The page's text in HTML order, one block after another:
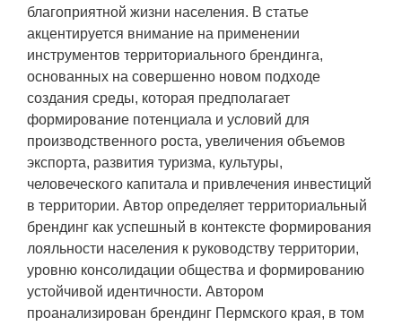
благоприятной жизни населения. В статье
акцентируется внимание на применении
инструментов территориального брендинга,
основанных на совершенно новом подходе
создания среды, которая предполагает
формирование потенциала и условий для
производственного роста, увеличения объемов
экспорта, развития туризма, культуры,
человеческого капитала и привлечения инвестиций
в территории. Автор определяет территориальный
брендинг как успешный в контексте формирования
лояльности населения к руководству территории,
уровню консолидации общества и формированию
устойчивой идентичности. Автором
проанализирован брендинг Пермского края, в том